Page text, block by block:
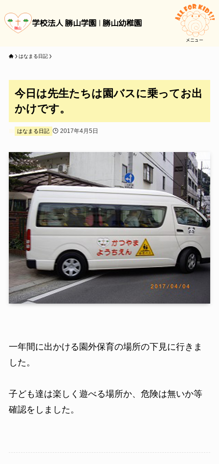
学校法人 勝山学園 勝山幼稚園
メニュー
はなまる日記
今日は先生たちは園バスに乗ってお出
かけです。
はなまる日記 2017年4月5日
一年間に出かける園外保育の場所の下見に行きま
した。
子ども達は楽しく遊べる場所か、危険は無いか等
確認をしました。